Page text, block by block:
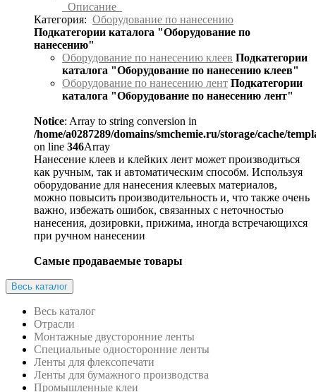
Описание
Категория: Оборудование по нанесению
Подкатегории каталога "Оборудование по
нанесению"
Оборудование по нанесению клеев Подкатегории
каталога "Оборудование по нанесению клеев"
Оборудование по нанесению лент Подкатегории
каталога "Оборудование по нанесению лент"
Notice: Array to string conversion in
/home/a0287289/domains/smchemie.ru/storage/cache/
on line 346Array
Нанесение клеев и клейких лент может производиться
как ручным, так и автоматическим способм. Используя
оборудование для нанесения клеевых материалов,
можно повысить производительность и, что также очень
важно, избежать ошибок, связанных с неточностью
нанесения, дозировки, прижима, иногда встречающихся
при ручном нанесении
Самые продаваемые товары
Весь каталог
Весь каталог
Отрасли
Монтажные двусторонние ленты
Специальные односторонние ленты
Ленты для флексопечати
Ленты для бумажного производства
Промышленные клеи